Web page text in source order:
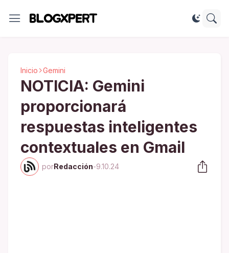
Inicio Gemini
NOTICIA: Gemini
proporcionará
respuestas inteligentes
contextuales en Gmail
porRedacción-9.10.24